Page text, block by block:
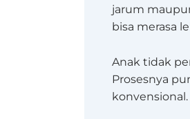
jarum
bisa merasa
Anak tidak
Prosesnya